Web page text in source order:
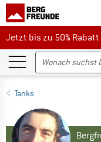
Jetzt bis zu 50% Rabatt
Jetzt bis zu 50%
Tanks